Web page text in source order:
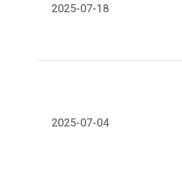
2025-07-18
2025-07-04